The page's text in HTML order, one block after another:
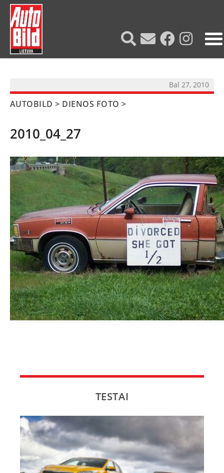
NAUJIENOS
TESTAI
NAUJI
NAUDOTI
REPORTAŽAI
SPORTAS
ĮVAIRENYBĖS
Bal 27, 2010
AUTOBILD > DIENOS FOTO >
2010_04_27
TESTAI